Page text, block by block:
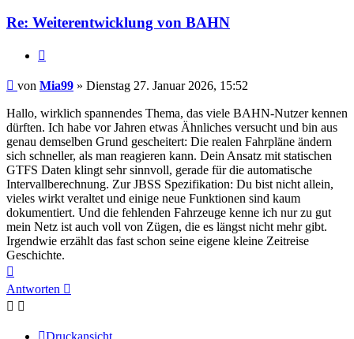
Re: Weiterentwicklung von BAHN
Beitrag
von Mia99 » Dienstag 27. Januar 2026, 15:52
Hallo, wirklich spannendes Thema, das viele BAHN-Nutzer kennen
dürften. Ich habe vor Jahren etwas Ähnliches versucht und bin aus
genau demselben Grund gescheitert: Die realen Fahrpläne ändern
sich schneller, als man reagieren kann. Dein Ansatz mit statischen
GTFS Daten klingt sehr sinnvoll, gerade für die automatische
Intervallberechnung. Zur JBSS Spezifikation: Du bist nicht allein,
vieles wirkt veraltet und einige neue Funktionen sind kaum
dokumentiert. Und die fehlenden Fahrzeuge kenne ich nur zu gut
mein Netz ist auch voll von Zügen, die es längst nicht mehr gibt.
Irgendwie erzählt das fast schon seine eigene kleine Zeitreise
Geschichte.
oben
Antworten
Druckansicht